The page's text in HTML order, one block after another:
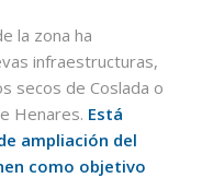
la zona ha
infraestructuras,
secos de Coslada o
Henares. Está
ampliación del
como objetivo